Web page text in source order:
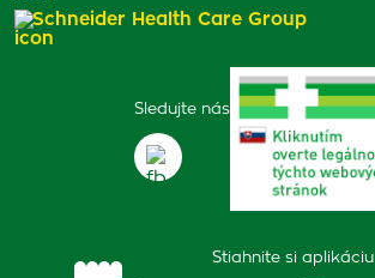
Sledujte nás
Stiahnite si aplikáciu
Schneider Health Care Group